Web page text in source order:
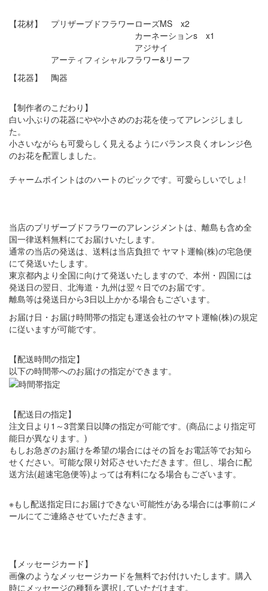
【花材】 プリザーブドフラワーローズMS x2
カーネーションs x1
アジサイ
アーティフィシャルフラワー&リーフ
【花器】 陶器
【制作者のこだわり】
白い小ぶりの花器にやや小さめのお花を使ってアレンジしまし
た。
小さいながらも可愛らしく見えるようにバランス良くオレンジ色
のお花を配置しました。
チャームポイントはのハートのピックです。可愛らしいでしょ!
当店のプリザーブドフラワーのアレンジメントは、離島も含め全
国一律送料無料にてお届けいたします。
通常の当店の発送は、送料は当店負担で ヤマト運輸(株)の宅急便
にて発送いたします。
東京都内より全国に向けて発送いたしますので、本州・四国には
発送日の翌日、北海道・九州は翌々日でのお届です。
離島等は発送日から3日以上かかる場合もございます。
お届け日・お届け時間帯の指定も運送会社のヤマト運輸(株)の規定
に従いますが可能です。
【配送時間の指定】
以下の時間帯へのお届けの指定ができます。
【配送日の指定】
注文日より1～3営業日以降の指定が可能です。(商品により指定可
能日が異なります。)
もしお急ぎのお届けを希望の場合にはその旨をお電話等でお知ら
せください。可能な限り対応させいただきます。但し、場合に配
送方法(超速宅急便等)よっては有料になる場合もございます。
※もし配送指定日にお届けできない可能性がある場合には事前にメ
ールにてご連絡させていただきます。
【メッセージカード】
画像のようなメッセージカードを無料でお付けいたします。購入
時にメッセージの種類を選択していただけます。